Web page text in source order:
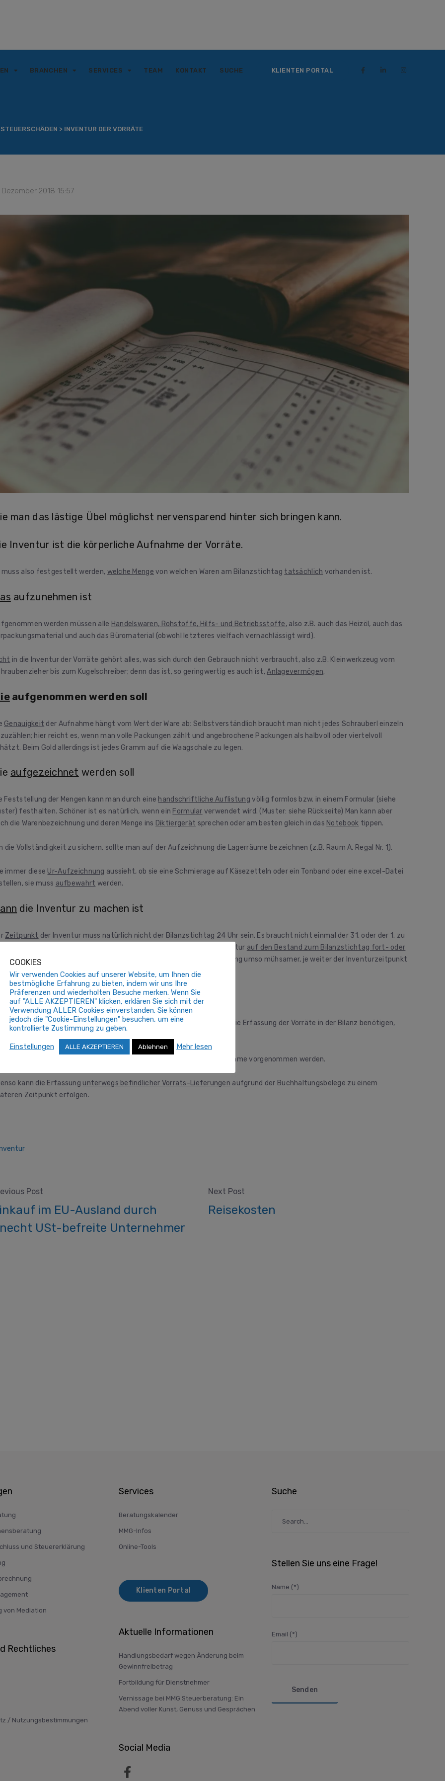
BRANCHEN SERVICES TEAM KONTAKT SUCHE KLIENTEN PORTAL
> INVENTUR DER VORRÄTE
Dezember 2018 15:57
man das lästige Übel möglichst nervensparend hinter sich bringen kann.
Inventur ist die körperliche Aufnahme der Vorräte.
muss also festgestellt werden, welche Menge von welchen Waren am Bilanzstichtag tatsächlich vorhanden ist.
aufzunehmen ist
werden müssen alle Handelswaren, Rohstoffe, Hilfs- und Betriebsstoffe, also z.B. auch das Heizöl, auch das
und auch das Büromaterial (obwohl letzteres vielfach vernachlässigt wird).
in die Inventur der Vorräte gehört alles, was sich durch den Gebrauch nicht verbraucht, also z.B. Kleinwerkzeug vom
bis zum Kugelschreiber; denn das ist, so geringwertig es auch ist,Anlagevermögen.
aufgenommen werden soll
Genauigkeit der Aufnahme hängt vom Wert der Ware ab: Selbstverständlich braucht man nicht jedes Schrauberl einzeln
hier reicht es, wenn man volle Packungen zählt und angebrochene Packungen als halbvoll oder viertelvoll
Beim Gold allerdings ist jedes Gramm auf die Waagschale zu legen.
aufgezeichnet werden soll
Feststellung der Mengen kann man durch eine handschriftliche Auflistung völlig formlos bzw. in einem Formular (siehe
festhalten. Schöner ist es natürlich, wenn ein Formular verwendet wird. (Muster: siehe Rückseite) Man kann aber
die Warenbezeichnung und deren Menge ins Diktiergerät sprechen oder am besten gleich in das Notebook tippen.
die Vollständigkeit zu sichern, sollte man auf der Aufzeichnung die Lagerräume bezeichnen (z.B. Raum A, Regal Nr. 1).
immer diese Ur-Aufzeichnung aussieht, ob sie eine Schmierage auf Käsezetteln oder ein Tonband oder eine excel-Datei
sie muss aufbewahrt werden.
die Inventur zu machen ist
Zeitpunkt der Inventur muss natürlich nicht der Bilanzstichtag 24 Uhr sein. Es braucht nicht einmal der 31. oder der 1. zu
wenn gewährleistet ist, dass vom Bestand zum Zeitpunkt der Inventur auf den Bestand zum Bilanzstichtag fort- oder
werden kann. (Natürlich wird diese Fort- bzw. Rückrechnung umso mühsamer, je weiter der Inventurzeitpunkt
Bilanzstichtag entfernt ist.)
auchspätergemacht werden kann
nun zum Trost: Alles andere, was die M§M-Bilanzsachbearbeiter für die Erfassung der Vorräte in der Bilanz benötigen,
ein andermal in einer ruhigen Stunde gemacht werden.
kann unabhängig von der körperlichen Aufnahme vorgenommen werden.
kann die Erfassung unterwegs befindlicher Vorrats-Lieferungen aufgrund der Buchhaltungsbelege zu einem
Zeitpunkt erfolgen.
Post
im EU-Ausland durch
USt-befreite Unternehmer
Next Post
Reisekosten
und Steuererklärung
von Mediation
Rechtliches
/ Nutzungsbestimmungen
Services
Beratungskalender
MMG-Infos
Online-Tools
Klienten Portal
Aktuelle Informationen
Handlungsbedarf wegen Änderung beim
Gewinnfreibetrag
Fortbildung für Dienstnehmer
Vernissage bei MMG Steuerberatung: Ein
Abend voller Kunst, Genuss und Gesprächen
Social Media
Suche
Stellen Sie uns eine Frage!
Name (*)
Email (*)
Bitte lasse dieses Feld leer.
COOKIES
Wir verwenden Cookies auf unserer Website, um Ihnen die
bestmögliche Erfahrung zu bieten, indem wir uns Ihre
Präferenzen und wiederholten Besuche merken. Wenn Sie
auf "ALLE AKZEPTIEREN" klicken, erklären Sie sich mit der
Verwendung ALLER Cookies einverstanden. Sie können
jedoch die "Cookie-Einstellungen" besuchen, um eine
kontrollierte Zustimmung zu geben.
Einstellungen ALLE AKZEPTIEREN Ablehnen Mehr lesen